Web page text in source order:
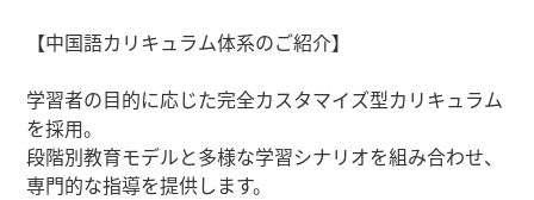
【中国語カリキュラム体系のご紹介】
学習者の目的に応じた完全カスタマイズ型カリキュラム
を採用。
段階別教育モデルと多様な学習シナリオを組み合わせ、
専門的な指導を提供します。